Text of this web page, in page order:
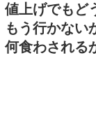
値上げでもど
もう行かない
何食わされる